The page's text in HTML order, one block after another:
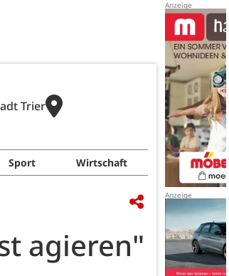
Trier
Sport Wirtschaft
agieren"